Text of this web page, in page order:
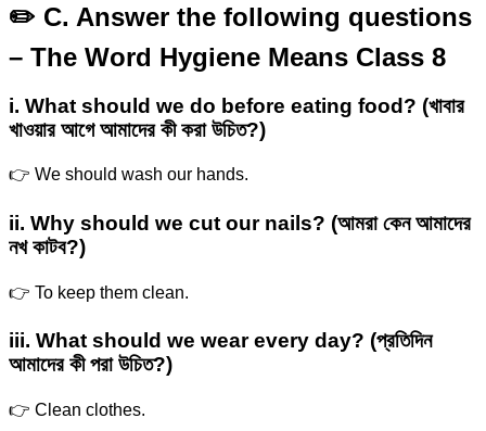
✏️ C. Answer the following questions
– The Word Hygiene Means Class 8
i. What should we do before eating food? (খাবার
খাওয়ার আগে আমাদের কী করা উচিত?)
👉 We should wash our hands.
ii. Why should we cut our nails? (আমরা কেন আমাদের
নখ কাটব?)
👉 To keep them clean.
iii. What should we wear every day? (প্রতিদিন
আমাদের কী পরা উচিত?)
👉 Clean clothes.